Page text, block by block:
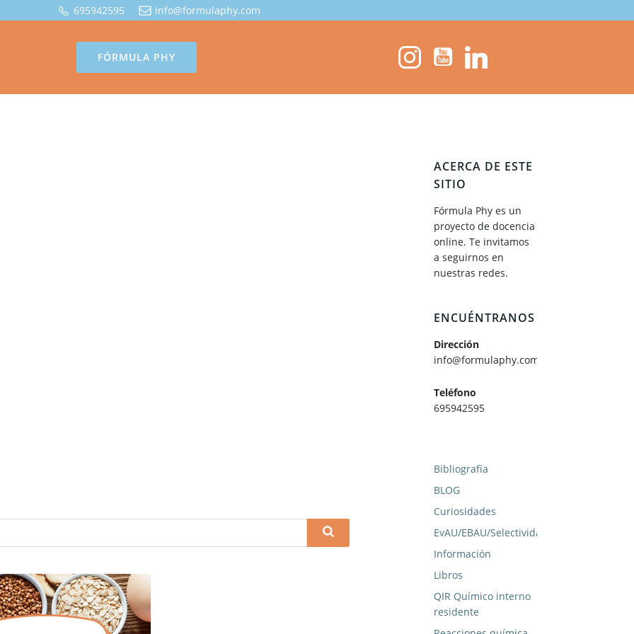
695942595 info@formulaphy.com
FÓRMULA PHY
ACERCA DE ESTE
SITIO
Fórmula Phy es un
proyecto de docencia
online. Te invitamos
a seguirnos en
nuestras redes.
ENCUÉNTRANOS
Dirección
info@formulaphy.com
Teléfono
695942595
Bibliografía
BLOG
Curiosidades
EvAU/EBAU/Selectividad
Información
Libros
QIR Químico interno
residente